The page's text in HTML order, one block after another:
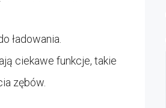
ładowania.
ciekawe funkcje, takie
zębów.